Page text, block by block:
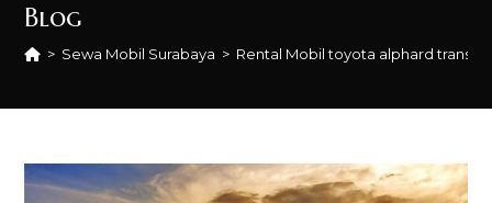
Blog
> Sewa Mobil Surabaya > Rental Mobil toyota alphard